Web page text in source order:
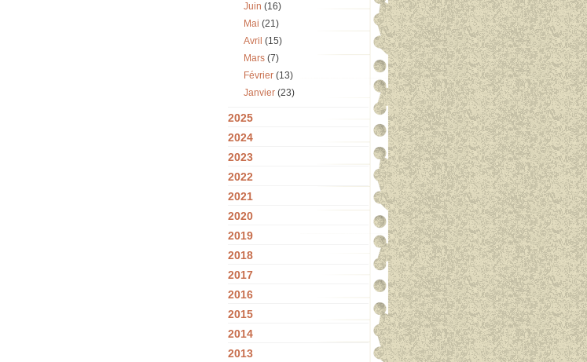
Juin (16)
Mai (21)
Avril (15)
Mars (7)
Février (13)
Janvier (23)
2025
2024
2023
2022
2021
2020
2019
2018
2017
2016
2015
2014
2013